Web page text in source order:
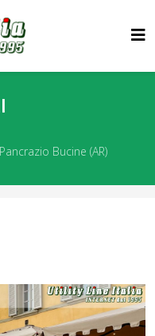
Bucine (AR)